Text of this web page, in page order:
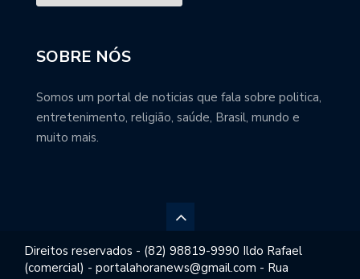
SOBRE NÓS
Somos um portal de noticias que fala sobre politica,
entretenimento, religião, saúde, Brasil, mundo e
muito mais.
Direitos reservados - (82) 98819-9990 Ildo Rafael
(comercial) - portalahoranews@gmail.com - Rua